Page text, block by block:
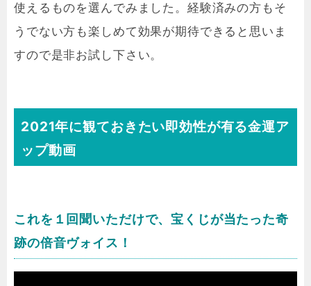
使えるものを選んでみました。経験済みの方もそ
うでない方も楽しめて効果が期待できると思いま
すので是非お試し下さい。
2021年に観ておきたい即効性が有る金運ア
ップ動画
これを１回聞いただけで、宝くじが当たった奇
跡の倍音ヴォイス！